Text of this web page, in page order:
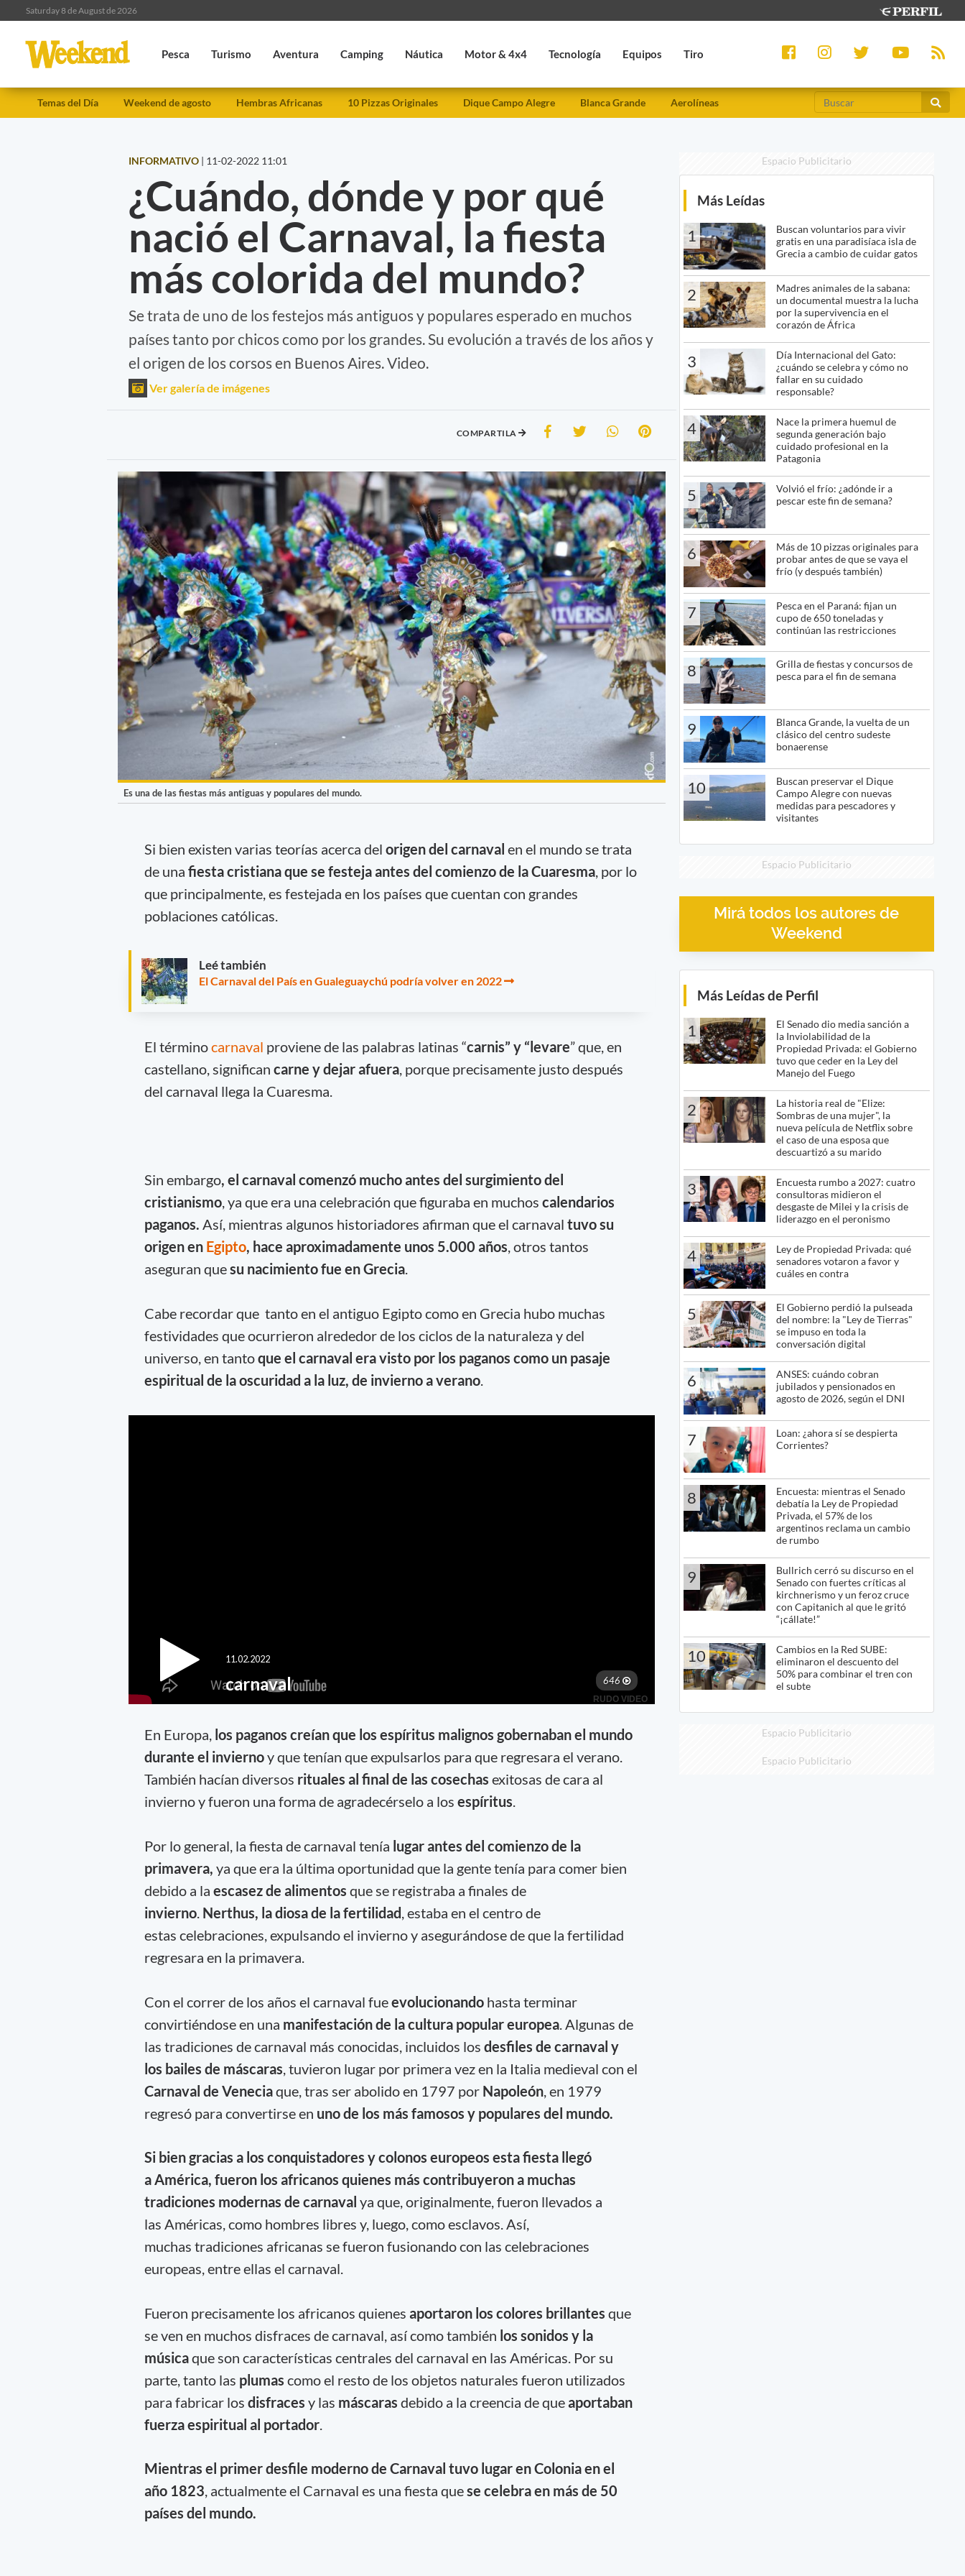
Saturday 8 de August de 2026
Pesca Turismo Aventura Camping Náutica Motor & 4x4 Tecnología Equipos Tiro
Temas del Día Weekend de agosto Hembras Africanas 10 Pizzas Originales Dique Campo Alegre Blanca Grande Aerolíneas
INFORMATIVO | 11-02-2022 11:01
¿Cuándo, dónde y por qué
nació el Carnaval, la fiesta
más colorida del mundo?
Se trata de uno de los festejos más antiguos y populares esperado en muchos
países tanto por chicos como por los grandes. Su evolución a través de los años y
el origen de los corsos en Buenos Aires. Video.
Ver galería de imágenes
COMPARTILA
Es una de las fiestas más antiguas y populares del mundo.
Si bien existen varias teorías acerca del origen del carnaval en el mundo se trata
de una fiesta cristiana que se festeja antes del comienzo de la Cuaresma, por lo
que principalmente, es festejada en los países que cuentan con grandes
poblaciones católicas.
Leé también
El Carnaval del País en Gualeguaychú podría volver en 2022
El términocarnaval proviene de las palabras latinas “carnis” y “levare” que, en
castellano, significan carne y dejar afuera, porque precisamente justo después
del carnaval llega la Cuaresma.
Sin embargo, el carnaval comenzó mucho antes del surgimiento del
cristianismo, ya que era una celebración que figuraba en muchos calendarios
paganos. Así, mientras algunos historiadores afirman que el carnaval tuvo su
origen en Egipto, hace aproximadamente unos 5.000 años, otros tantos
aseguran quesu nacimiento fue en Grecia.
Cabe recordar que tanto en el antiguo Egipto como en Grecia hubo muchas
festividades que ocurrieron alrededor de los ciclos de la naturaleza y del
universo, en tantoque el carnaval era visto por los paganos como un pasaje
espiritual de la oscuridad a la luz, de invierno a verano.
En Europa, los paganos creían que los espíritus malignos gobernaban el mundo
durante el inviernoy que tenían que expulsarlos para que regresara el verano.
También hacían diversos rituales al final de las cosechas exitosas de cara al
invierno y fueron una forma de agradecérselo a los espíritus.
Por lo general, la fiesta de carnaval tenía lugar antes del comienzo de la
primavera, ya que era la última oportunidad que la gente tenía para comer bien
debido a la escasez de alimentos que se registraba a finales de
invierno. Nerthus, la diosa de la fertilidad, estaba en el centro de
estas celebraciones, expulsando el invierno y asegurándose de que la fertilidad
regresara en la primavera.
Con el correr de los años el carnaval fueevolucionandohasta terminar
convirtiéndose en una manifestación de la cultura popular europea. Algunas de
las tradiciones de carnaval más conocidas, incluidos los desfiles de carnaval y
los bailes de máscaras , tuvieron lugar por primera vez en la Italia medieval con el
Carnaval de Veneciaque, tras ser abolido en 1797 por Napoleón, en 1979
regresó para convertirse en uno de los más famosos y populares del mundo.
Si bien gracias a los conquistadores y colonos europeos esta fiesta llegó
a América, fueron los africanos quienes más contribuyeron a muchas
tradiciones modernas de carnaval ya que, originalmente, fueron llevados a
las Américas, como hombres libres y, luego, como esclavos. Así,
muchas tradiciones africanas se fueron fusionando con las celebraciones
europeas, entre ellas el carnaval.
Fueron precisamente los africanos quienes aportaron los colores brillantes que
se ven en muchos disfraces de carnaval, así como también los sonidos y la
músicaque son características centrales del carnaval en las Américas. Por su
parte, tanto las plumas como el resto de los objetos naturales fueron utilizados
para fabricar los disfraces y las máscaras debido a la creencia de queaportaban
fuerza espiritual al portador.
Mientras el primer desfile moderno de Carnaval tuvo lugar en Colonia en el
año 1823, actualmente el Carnaval es una fiesta quese celebra en más de 50
países del mundo.
Espacio Publicitario
Más Leídas
1
Buscan voluntarios para vivir
gratis en una paradisíaca isla de
Grecia a cambio de cuidar gatos
2
Madres animales de la sabana:
un documental muestra la lucha
por la supervivencia en el
corazón de África
3
Día Internacional del Gato:
¿cuándo se celebra y cómo no
fallar en su cuidado
responsable?
4
Nace la primera huemul de
segunda generación bajo
cuidado profesional en la
Patagonia
5
Volvió el frío: ¿adónde ir a
pescar este fin de semana?
6
Más de 10 pizzas originales para
probar antes de que se vaya el
frío (y después también)
7
Pesca en el Paraná: fijan un
cupo de 650 toneladas y
continúan las restricciones
8
Grilla de fiestas y concursos de
pesca para el fin de semana
9
Blanca Grande, la vuelta de un
clásico del centro sudeste
bonaerense
10
Buscan preservar el Dique
Campo Alegre con nuevas
medidas para pescadores y
visitantes
Espacio Publicitario
Mirá todos los autores de
Weekend
Más Leídas de Perfil
1
El Senado dio media sanción a
la Inviolabilidad de la
Propiedad Privada: el Gobierno
tuvo que ceder en la Ley del
Manejo del Fuego
2
La historia real de "Elize:
Sombras de una mujer", la
nueva película de Netflix sobre
el caso de una esposa que
descuartizó a su marido
3
Encuesta rumbo a 2027: cuatro
consultoras midieron el
desgaste de Milei y la crisis de
liderazgo en el peronismo
4
Ley de Propiedad Privada: qué
senadores votaron a favor y
cuáles en contra
5
El Gobierno perdió la pulseada
del nombre: la "Ley de Tierras"
se impuso en toda la
conversación digital
6
ANSES: cuándo cobran
jubilados y pensionados en
agosto de 2026, según el DNI
7
Loan: ¿ahora sí se despierta
Corrientes?
8
Encuesta: mientras el Senado
debatía la Ley de Propiedad
Privada, el 57% de los
argentinos reclama un cambio
de rumbo
9
Bullrich cerró su discurso en el
Senado con fuertes críticas al
kirchnerismo y un feroz cruce
con Capitanich al que le gritó
“¡cállate!”
10
Cambios en la Red SUBE:
eliminaron el descuento del
50% para combinar el tren con
el subte
Espacio Publicitario
Espacio Publicitario